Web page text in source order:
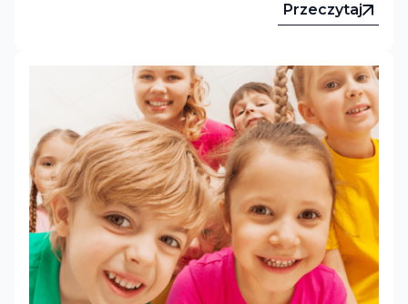
Przeczytaj